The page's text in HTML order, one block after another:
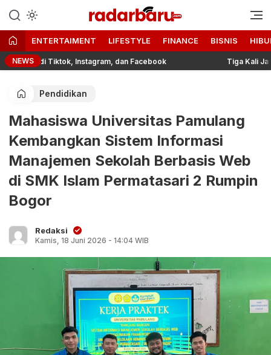
radarbaru.com
Informasi Berita Terbaru dan
Terkini Hari Ini
ENTERTAIMENT LIFESTYLE FINANCE BISNIS
NEWS
di Tiktok, Instagram, dan Facebook Tiga Kali Jatuh,
Pendidikan
Mahasiswa Universitas Pamulang
Kembangkan Sistem Informasi
Manajemen Sekolah Berbasis Web
di SMK Islam Permatasari 2 Rumpin
Bogor
Redaksi
Kamis, 18 Juni 2026 - 14:04 WIB